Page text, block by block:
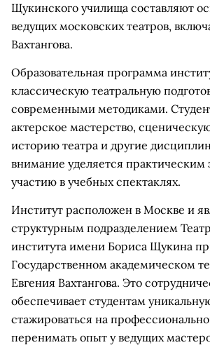
Щукинского училища составляют
ведущих московских театров,
Вахтангова.
Образовательная программа
классическую театральную
современными методиками.
актерское мастерство,
историю театра и другие
внимание уделяется практическим
участию в учебных спектаклях.
Институт расположен в Москве и
структурным подразделением
института имени Бориса Щукина
Государственном академическом
Евгения Вахтангова. Это
обеспечивает студентам
стажироваться на
перенимать опыт у ведущих